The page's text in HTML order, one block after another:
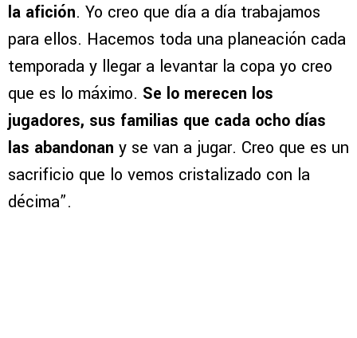
la afición. Yo creo que día a día trabajamos
para ellos. Hacemos toda una planeación cada
temporada y llegar a levantar la copa yo creo
que es lo máximo. Se lo merecen los
jugadores, sus familias que cada ocho días
las abandonan y se van a jugar. Creo que es un
sacrificio que lo vemos cristalizado con la
décima”.